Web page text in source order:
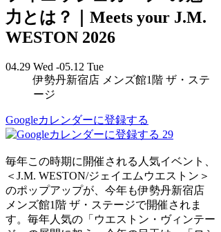
力とは？｜Meets your J.M.
WESTON 2026
04.29 Wed -05.12 Tue
伊勢丹新宿店 メンズ館1階 ザ・ステ
ージ
Googleカレンダーに登録する
29
毎年この時期に開催される人気イベント、
＜J.M. WESTON/ジェイエムウエストン＞
のポップアップが、今年も伊勢丹新宿店
メンズ館1階 ザ・ステージで開催されま
す。毎年人気の「ウエストン・ヴィンテー